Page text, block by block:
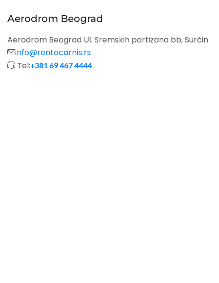
Aerodrom Beograd
Aerodrom Beograd Ul. Sremskih partizana bb, Surčin
info@rentacarnis.rs
Tel:+381 69 467 4444